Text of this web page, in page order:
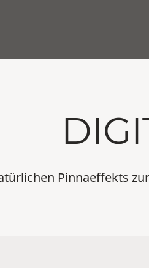
Pinnaeffekts